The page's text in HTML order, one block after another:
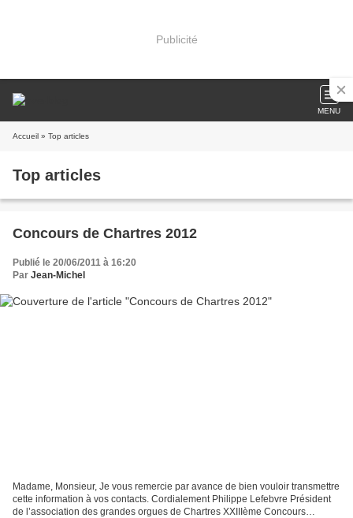
Publicité
MENU
Accueil » Top articles
Top articles
Concours de Chartres 2012
Publié le 20/06/2011 à 16:20
Par Jean-Michel
Madame, Monsieur, Je vous remercie par avance de bien vouloir transmettre
cette information à vos contacts. Cordialement Philippe Lefebvre Président
de l’association des grandes orgues de Chartres XXIIIème Concours